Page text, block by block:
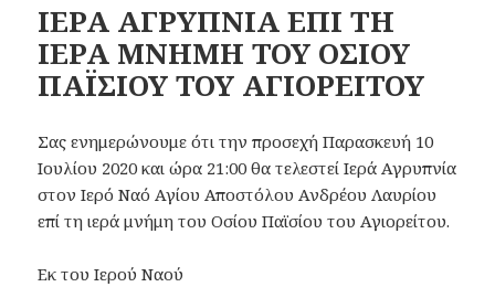
ΙΕΡΑ ΑΓΡΥΠΝΙΑ ΕΠΙ ΤΗ
ΙΕΡΑ ΜΝΗΜΗ ΤΟΥ ΟΣΙΟΥ
ΠΑΪΣΙΟΥ ΤΟΥ ΑΓΙΟΡΕΙΤΟΥ
Σας ενημερώνουμε ότι την προσεχή Παρασκευή 10
Ιουλίου 2020 και ώρα 21:00 θα τελεστεί Ιερά Αγρυπνία
στον Ιερό Ναό Αγίου Αποστόλου Ανδρέου Λαυρίου
επί τη ιερά μνήμη του Οσίου Παϊσίου του Αγιορείτου.
Εκ του Ιερού Ναού